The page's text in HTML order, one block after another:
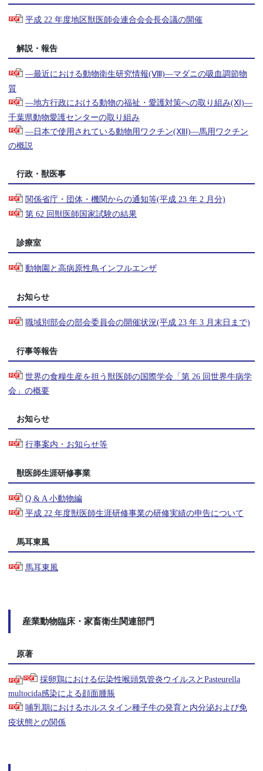
平成 22 年度地区獣医師会連合会会長会議の開催
解説・報告
―最近における動物衛生研究情報(Ⅷ)―マダニの吸血調節物
質
―地方行政における動物の福祉・愛護対策への取り組み(Ⅺ)―
千葉県動物愛護センターの取り組み
―日本で使用されている動物用ワクチン(ⅫⅠ)―馬用ワクチン
の概説
行政・獣医事
関係省庁・団体・機関からの通知等(平成 23 年 2 月分)
第 62 回獣医師国家試験の結果
診療室
動物園と高病原性鳥インフルエンザ
お知らせ
職域別部会の部会委員会の開催状況(平成 23 年 3 月末日まで)
行事等報告
世界の食糧生産を担う獣医師の国際学会「第 26 回世界牛病学
会」の概要
お知らせ
行事案内・お知らせ等
獣医師生涯研修事業
Q & A 小動物編
平成 22 年度獣医師生涯研修事業の研修実績の申告について
馬耳東風
馬耳東風
産業動物臨床・家畜衛生関連部門
原著
採卵鶏における伝染性喉頭気管炎ウイルスとPasteurella
multocida感染による顔面腫脹
哺乳期におけるホルスタイン種子牛の発育と内分泌および免
疫状態との関係